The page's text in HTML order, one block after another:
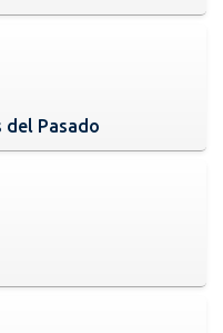
del Pasado